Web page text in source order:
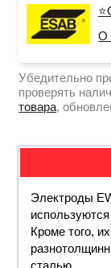
О
Убедительно
проверять
товара,
Электроды
Кроме того,
сталью.